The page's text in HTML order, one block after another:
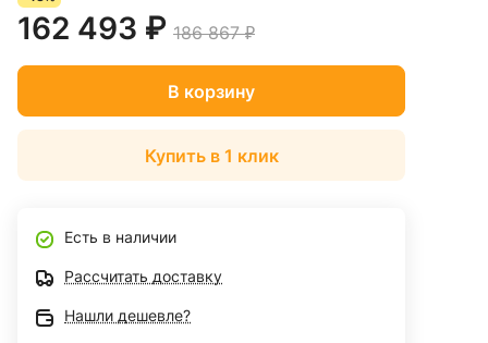
162 493 ₽ 186 867 ₽
В корзину
Купить в 1 клик
Есть в наличии
Рассчитать доставку
Нашли дешевле?